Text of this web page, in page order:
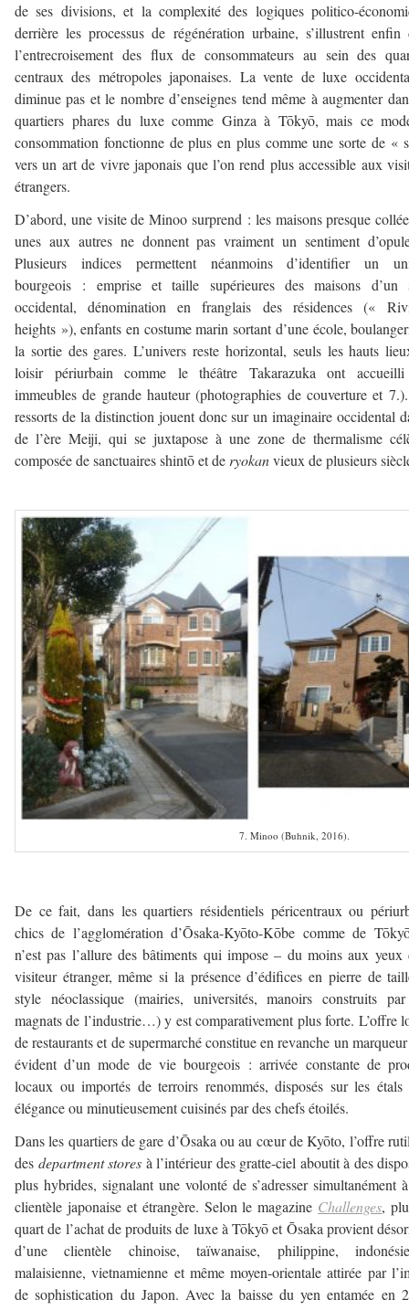
de ses divisions, et la complexité des logiques politico-
derrière les processus de régénération urbaine, s’illustrent enfin
l’entrecroisement des flux de consommateurs au sein des
centraux des métropoles japonaises. La vente de luxe
diminue pas et le nombre d’enseignes tend même à augmenter
quartiers phares du luxe comme Ginza à Tōkyō, mais ce
consommation fonctionne de plus en plus comme une sorte de «
vers un art de vivre japonais que l’on rend plus accessible aux
étrangers.
D’abord, une visite de Minoo surprend : les maisons presque
unes aux autres ne donnent pas vraiment un sentiment
Plusieurs indices permettent néanmoins d’identifier un
bourgeois : emprise et taille supérieures des maisons d’un
occidental, dénomination en franglais des résidences («
heights »), enfants en costume marin sortant d’une école,
la sortie des gares. L’univers reste horizontal, seuls les hauts
loisir périurbain comme le théâtre Takarazuka ont
immeubles de grande hauteur (photographies de couverture et
ressorts de la distinction jouent donc sur un imaginaire occidental
de l’ère Meiji, qui se juxtapose à une zone de thermalisme
composée de sanctuaires shintō et deryokanvieux de plusieurs
7. Minoo (Buhnik, 2016).
De ce fait, dans les quartiers résidentiels péricentraux ou
chics de l’agglomération d’Ōsaka-Kyōto-Kōbe comme de
n’est pas l’allure des bâtiments qui impose – du moins aux yeux
visiteur étranger, même si la présence d’édifices en pierre de
style néoclassique (mairies, universités, manoirs construits
magnats de l’industrie…) y est comparativement plus forte. L’offre
de restaurants et de supermarché constitue en revanche un
évident d’un mode de vie bourgeois : arrivée constante de
locaux ou importés de terroirs renommés, disposés sur les étals
élégance ou minutieusement cuisinés par des chefs étoilés.
Dans les quartiers de gare d’Ōsaka ou au cœur de Kyōto, l’offre
des department stores à l’intérieur des gratte-ciel aboutit à des
plus hybrides, signalant une volonté de s’adresser simultanément
clientèle japonaise et étrangère. Selon le magazine Challenges,
quart de l’achat de produits de luxe à Tōkyō et Ōsaka provient
d’une clientèle chinoise, taïwanaise, philippine,
malaisienne, vietnamienne et même moyen-orientale attirée par
de sophistication du Japon. Avec la baisse du yen entamée en